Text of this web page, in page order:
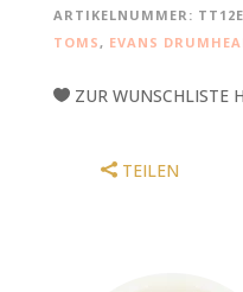
ARTIKELNUMMER:
TOMS, EVANS
ZUR WUNSCHLISTE
TEILEN